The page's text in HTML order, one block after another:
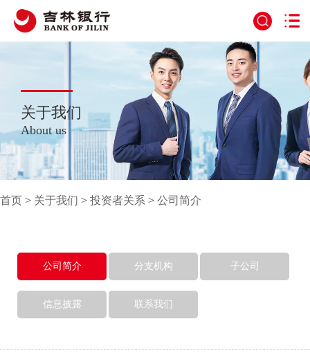
关于我们
About us
首页 > 关于我们 > 投资者关系 > 公司简介
公司简介 分支机构 子公司
信息披露 联系我们